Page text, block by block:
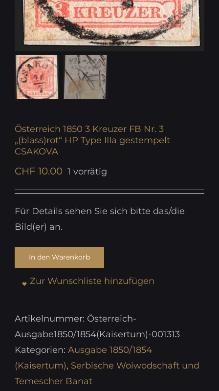
Österreich 1850 3 Kreuzer FB Nr. 3
„(blass)rot“ HP Type IIIa gestempelt
CSAKOVA
CHF 10.00 1 vorrätig
Für Details sehen Sie sich bitte das/die
Bild(er) an.
In den Warenkorb
Zur Wunschliste hinzufügen
Artikelnummer: Österreich-
Ausgabe1850/1854(Kaisertum)-001313
Kategorien: Ausgabe 1850/1854
(Kaisertum), Serbische Woiwodschaft und
Temescher Banat